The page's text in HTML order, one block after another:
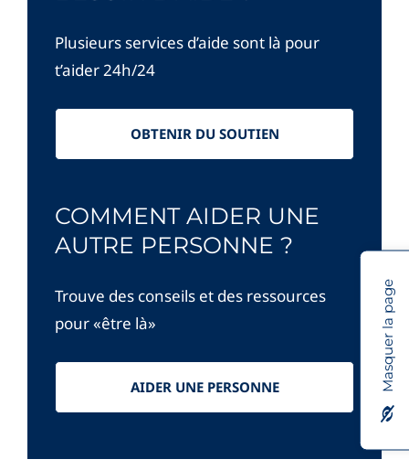
Plusieurs services d’aide sont là pour
t’aider 24h/24
OBTENIR DU SOUTIEN
COMMENT AIDER UNE
AUTRE PERSONNE ?
Trouve des conseils et des ressources
pour «être là»
AIDER UNE PERSONNE Masquer la page